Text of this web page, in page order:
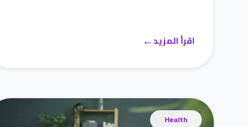
اقرأ المزيد←
Health